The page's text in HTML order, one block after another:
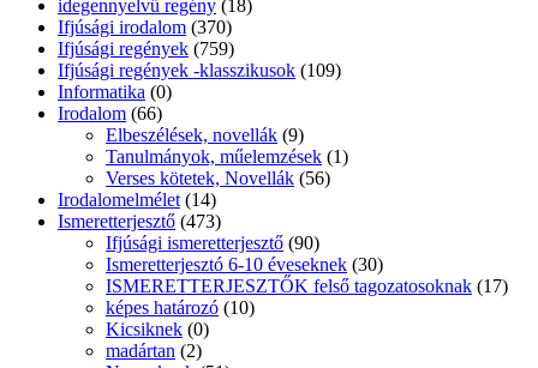
idegennyelvű regény (18)
Ifjúsági irodalom (370)
Ifjúsági regények (759)
Ifjúsági regények -klasszikusok (109)
Informatika (0)
Irodalom (66)
Elbeszélések, novellák (9)
Tanulmányok, műelemzések (1)
Verses kötetek, Novellák (56)
Irodalomelmélet (14)
Ismeretterjesztő (473)
Ifjúsági ismeretterjesztő (90)
Ismeretterjesztó 6-10 éveseknek (30)
ISMERETTERJESZTŐK felső tagozatosoknak (17)
képes határozó (10)
Kicsiknek (0)
madártan (2)